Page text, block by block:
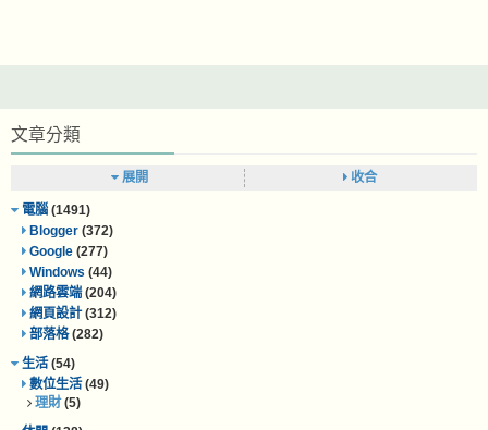
文章分類
展開 收合
電腦 (1491)
Blogger (372)
Google (277)
Windows (44)
網路雲端(204)
網頁設計(312)
部落格(282)
生活(54)
數位生活(49)
理財(5)